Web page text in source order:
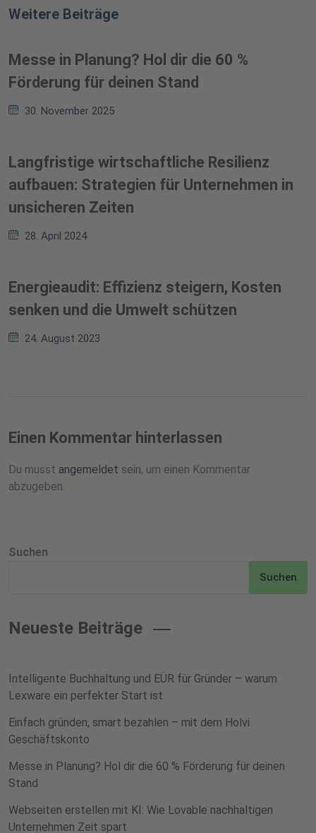
Weitere Beiträge
Messe in Planung? Hol dir die 60 %
Förderung für deinen Stand
30. November 2025
Langfristige wirtschaftliche Resilienz
aufbauen: Strategien für Unternehmen in
unsicheren Zeiten
28. April 2024
Energieaudit: Effizienz steigern, Kosten
senken und die Umwelt schützen
24. August 2023
Einen Kommentar hinterlassen
Du musst angemeldet sein, um einen Kommentar
abzugeben.
Suchen
Suchen
Neueste Beiträge
Intelligente Buchhaltung und EÜR für Gründer – warum
Lexware ein perfekter Start ist
Einfach gründen, smart bezahlen – mit dem Holvi
Geschäftskonto
Messe in Planung? Hol dir die 60 % Förderung für deinen
Stand
Webseiten erstellen mit KI: Wie Lovable nachhaltigen
Unternehmen Zeit spart